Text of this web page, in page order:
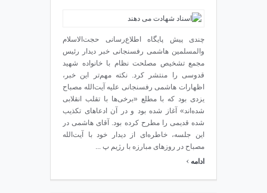
چندی پیش پایگاه اطلاع‌رسانی حجت‌الاسلام
والمسلمین هاشمی رفسنجانی خبر دیدار رئیس
مجمع تشخیص مصلحت نظام با خانواده شهید
قدوسی را منتشر کرد. نکته مهم‌تر این خبر،
اظهارات هاشمی رفسنجانی علیه آیت‌الله مصباح
یزدی بود که با مطلع «برخی‌ها با تقلب انقلابی
شده‌اند» آغاز شده بود و در آن ادعاهای تکذیب‌
شده قدیمی را مطرح کرده بود. آقای هاشمی در
این جلسه، خاطره‌ای از دیدار خود با آیت‌الله
مصباح در روزهای مبارزه با رژیم پ ...
ادامه ›